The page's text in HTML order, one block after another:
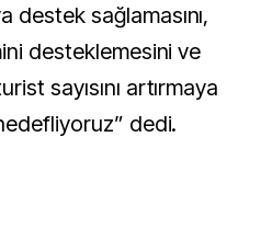
destek sağlamasını,
desteklemesini ve
sayısını artırmaya
dedi.